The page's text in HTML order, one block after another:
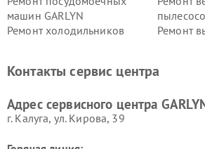
машин GARLYN
Ремонт холодильников
Ремонт
стеклоочистителей GARLYN
GARLYN
GARLYN
Контакты сервис центра
Адрес сервисного центра
г. Калуга, ул. Кирова, 39